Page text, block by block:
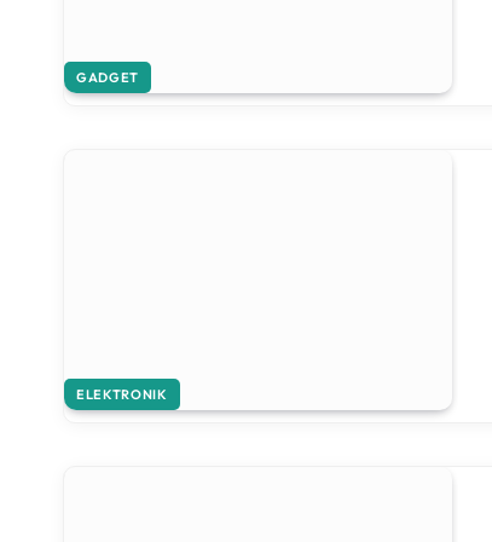
GADGET
ELEKTRONIK